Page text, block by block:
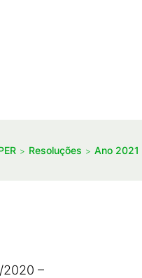
Resoluções Ano 2021
2020 –